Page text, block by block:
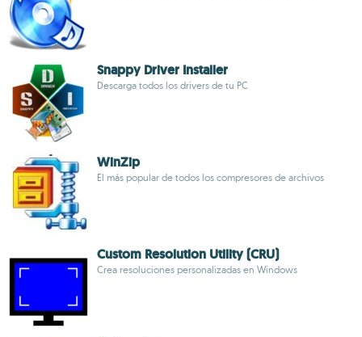
Snappy Driver Installer
Descarga todos los drivers de tu PC
WinZip
El más popular de todos los compresores de archivos
Custom Resolution Utility (CRU)
Crea resoluciones personalizadas en Windows